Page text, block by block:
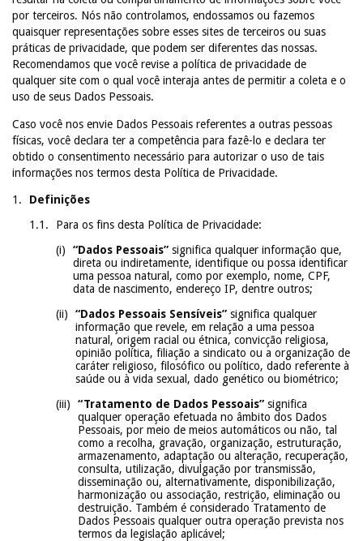
por terceiros. Nós não controlamos, endossamos ou fazemos
quaisquer representações sobre esses sites de terceiros ou suas
práticas de privacidade, que podem ser diferentes das nossas.
Recomendamos que você revise a política de privacidade de
qualquer site com o qual você interaja antes de permitir a coleta e o
uso de seus Dados Pessoais.
Caso você nos envie Dados Pessoais referentes a outras pessoas
físicas, você declara ter a competência para fazê-lo e declara ter
obtido o consentimento necessário para autorizar o uso de tais
informações nos termos desta Política de Privacidade.
Definições
Para os fins desta Política de Privacidade:
“Dados Pessoais” significa qualquer informação que,
direta ou indiretamente, identifique ou possa identificar
uma pessoa natural, como por exemplo, nome, CPF,
data de nascimento, endereço IP, dentre outros;
“Dados Pessoais Sensíveis” significa qualquer
informação que revele, em relação a uma pessoa
natural, origem racial ou étnica, convicção religiosa,
opinião política, filiação a sindicato ou a organização de
caráter religioso, filosófico ou político, dado referente à
saúde ou à vida sexual, dado genético ou biométrico;
“Tratamento de Dados Pessoais” significa
qualquer operação efetuada no âmbito dos Dados
Pessoais, por meio de meios automáticos ou não, tal
como a recolha, gravação, organização, estruturação,
armazenamento, adaptação ou alteração, recuperação,
consulta, utilização, divulgação por transmissão,
disseminação ou, alternativamente, disponibilização,
harmonização ou associação, restrição, eliminação ou
destruição. Também é considerado Tratamento de
Dados Pessoais qualquer outra operação prevista nos
termos da legislação aplicável;